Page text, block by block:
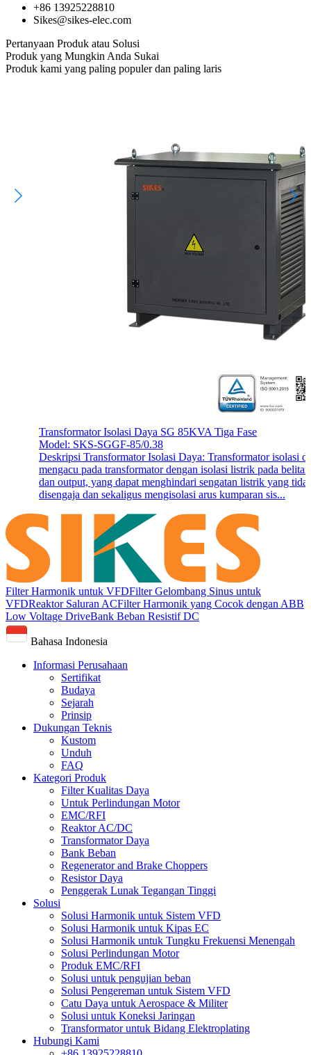
+86 13925228810
Sikes@sikes-elec.com
Pertanyaan Produk atau Solusi
Produk yang Mungkin Anda Sukai
Produk kami yang paling populer dan paling laris
Transformator Isolasi Daya SG 85KVA Tiga Fase
Model: SKS-SGGF-85/0.38
Deskripsi Transformator Isolasi Daya: Transformator isolasi
mengacu pada transformator dengan isolasi listrik pada
dan output, yang dapat menghindari sengatan listrik yang
disengaja dan sekaligus mengisolasi arus kumparan sis...
Filter Harmonik untuk VFDFilter Gelombang Sinus untuk
VFDReaktor Saluran ACFilter Harmonik yang Cocok dengan ABB
Low Voltage DriveBank Beban Resistif DC
Bahasa Indonesia
Informasi Perusahaan
Sertifikat
Budaya
Sejarah
Prinsip
Dukungan Teknis
Kustom
Unduh
FAQ
Kategori Produk
Filter Kualitas Daya
Untuk Perlindungan Motor
EMC/RFI
Reaktor AC/DC
Transformator Daya
Bank Beban
Regenerator and Brake Choppers
Resistor Daya
Penggerak Lunak Tegangan Tinggi
Solusi
Solusi Harmonik untuk Sistem VFD
Solusi Harmonik untuk Kipas EC
Solusi Harmonik untuk Tungku Frekuensi Menengah
Solusi Perlindungan Motor
Produk EMC/RFI
Solusi untuk pengujian beban
Solusi Pengereman untuk Sistem VFD
Catu Daya untuk Aerospace & Militer
Solusi untuk Koneksi Jaringan
Transformator untuk Bidang Elektroplating
Hubungi Kami